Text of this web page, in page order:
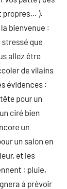
propres… ).
bienvenue :
stressé que
allez être
de vilains
évidences :
pour un
ciré bien
un
un salon en
et les
: pluie,
à prévoir